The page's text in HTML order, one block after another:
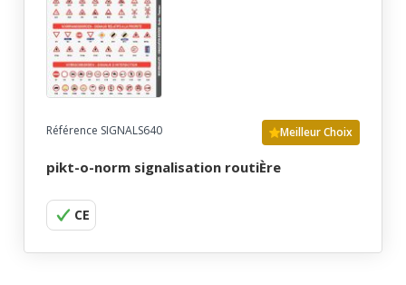
Référence SIGNALS640 Meilleur Choix
pikt-o-norm signalisation routiÈre
CE